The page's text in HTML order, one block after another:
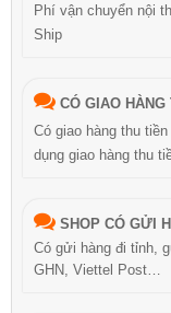
Phí vận chuyển nội
Ship
CÓ GIAO HÀNG
Có giao hàng thu tiền
dụng giao hàng thu
SHOP CÓ GỬI
Có gửi hàng đi tỉnh,
GHN, Viettel Post…